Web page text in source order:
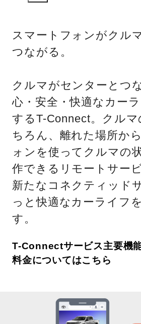
スマートフォンがクル
つながる。
クルマがセンターとつ
心・安全・快適なカー
するT-Connect。クルマ
ちろん、離れた場所か
ォンを使ってクルマの
作できるリモートサー
新たなコネクティッド
っと快適なカーライフ
す。
T-Connectサービス主要機
料金についてはこちら